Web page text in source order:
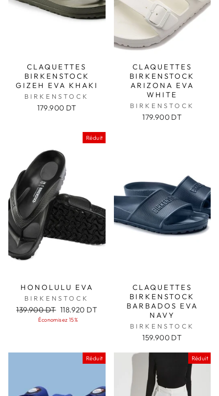
CLAQUETTES
BIRKENSTOCK
GIZEH EVA KHAKI
BIRKENSTOCK
179.900 DT
CLAQUETTES
BIRKENSTOCK
ARIZONA EVA
WHITE
BIRKENSTOCK
179.900 DT
Réduit
HONOLULU EVA
BIRKENSTOCK
Prix
régulier
139.900 DT Prix
réduit
118.920 DT
Économisez 15%
CLAQUETTES
BIRKENSTOCK
BARBADOS EVA
NAVY
BIRKENSTOCK
159.900 DT
Réduit Réduit